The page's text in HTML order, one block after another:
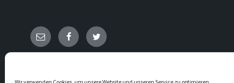
E- FacebookTwitter